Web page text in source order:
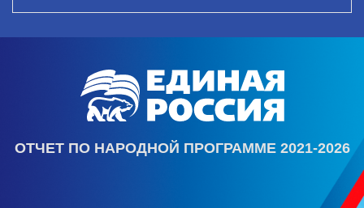
ОТЧЕТ ПО НАРОДНОЙ ПРОГРАММЕ 2021-2026